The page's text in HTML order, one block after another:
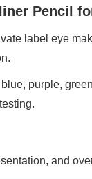
Pencil
label eye
purple,
and